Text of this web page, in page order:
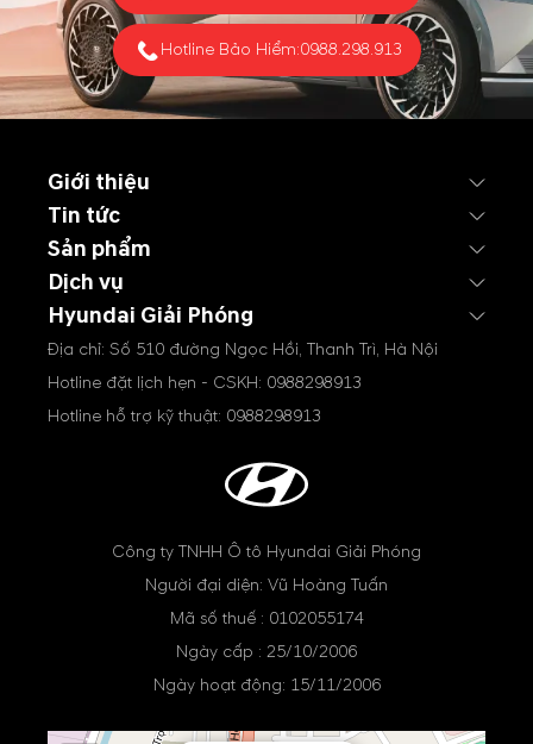
Hotline Bảo Hiểm:0988.298.913
Giới thiệu
Tin tức
Sản phẩm
Dịch vụ
Hyundai Giải Phóng
Địa chỉ: Số 510 đường Ngọc Hồi, Thanh Trì, Hà Nội
Hotline đặt lịch hẹn - CSKH: 0988298913
Hotline hỗ trợ kỹ thuật: 0988298913
Công ty TNHH Ô tô Hyundai Giải Phóng
Người đại diện: Vũ Hoàng Tuấn
Mã số thuế : 0102055174
Ngày cấp : 25/10/2006
Ngày hoạt động: 15/11/2006